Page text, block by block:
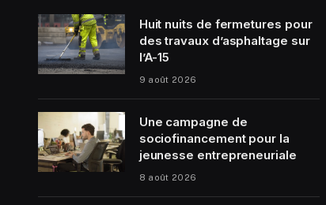
Huit nuits de fermetures pour
des travaux d’asphaltage sur
l’A-15
9 août 2026
Une campagne de
sociofinancement pour la
jeunesse entrepreneuriale
8 août 2026